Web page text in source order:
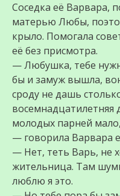
Соседка её Варвара,
матерью Любы,
крыло. Помогала
её без присмотра.
— Любушка, тебе
бы и замуж вышла,
сроду не дашь
восемнадцатилетняя
молодых парней
— говорила Варвара
— Нет, теть Варь, не
жительница. Там
люблю я это.